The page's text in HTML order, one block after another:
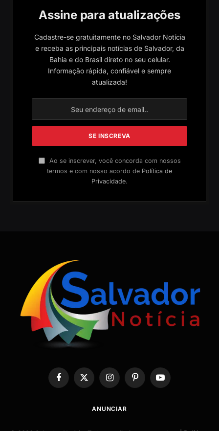
Assine para atualizações
Cadastre-se gratuitamente no Salvador Notícia
e receba as principais notícias de Salvador, da
Bahia e do Brasil direto no seu celular.
Informação rápida, confiável e sempre
atualizada!
Ao se inscrever, você concorda com nossos
termos e com nosso acordo de Política de
Privacidade.
Facebook
X
(Twitter)
InstagramPinterestYouTube
ANUNCIAR